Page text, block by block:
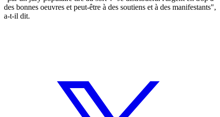
des bonnes oeuvres et peut-être à des soutiens et à des manifestants",
a-t-il dit.